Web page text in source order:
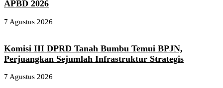
APBD 2026
7 Agustus 2026
Komisi III DPRD Tanah Bumbu Temui BPJN,
Perjuangkan Sejumlah Infrastruktur Strategis
7 Agustus 2026